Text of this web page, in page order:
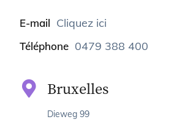
E-mail Cliquez ici
Téléphone 0479 388 400
Bruxelles
Dieweg 99